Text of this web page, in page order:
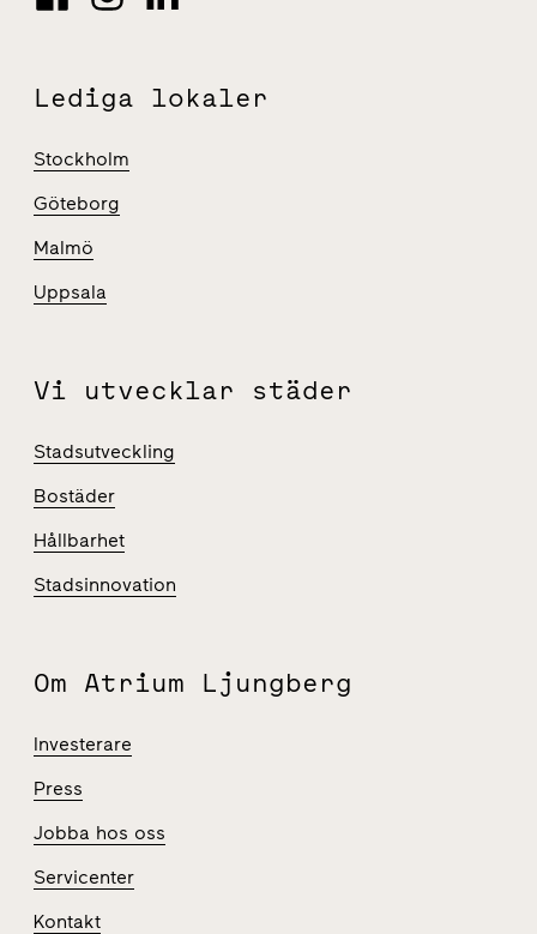
Lediga lokaler
Stockholm
Göteborg
Malmö
Uppsala
Vi utvecklar städer
Stadsutveckling
Bostäder
Hållbarhet
Stadsinnovation
Om Atrium Ljungberg
Investerare
Press
Jobba hos oss
Servicenter
Kontakt